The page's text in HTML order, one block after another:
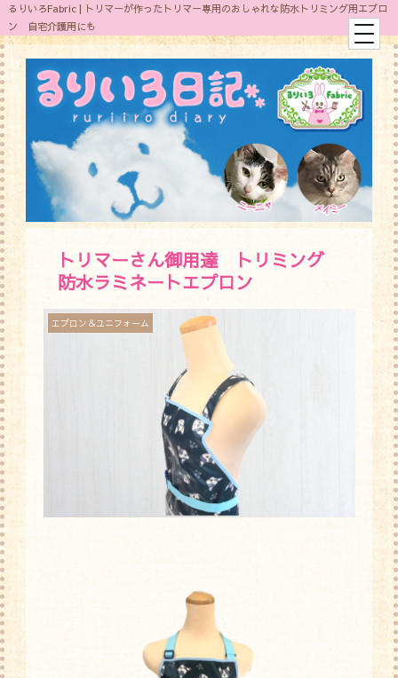
るりいろFabric | トリマーが作ったトリマー専用のおしゃれな防水トリミング用エプロ
ン 自宅介護用にも
トリマーさん御用達 トリミング
防水ラミネートエプロン
エプロン＆ユニフォーム